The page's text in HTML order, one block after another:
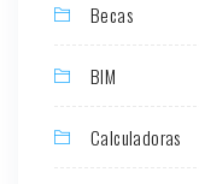
Becas
BIM
Calculadoras